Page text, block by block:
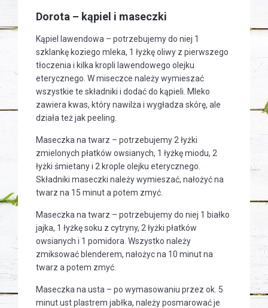
Dorota – kąpiel i maseczki
Kąpiel lawendowa – potrzebujemy do niej 1
szklankę koziego mleka, 1 łyżkę oliwy z pierwszego
tłoczenia i kilka kropli lawendowego olejku
eterycznego. W miseczce należy wymieszać
wszystkie te składniki i dodać do kąpieli. Mleko
zawiera kwas, który nawilża i wygładza skórę, ale
działa też jak peeling.
Maseczka na twarz – potrzebujemy 2 łyżki
zmielonych płatków owsianych, 1 łyżkę miodu, 2
łyżki śmietany i 2 krople olejku eterycznego.
Składniki maseczki należy wymieszać, nałożyć na
twarz na 15 minut a potem zmyć.
Maseczka na twarz – potrzebujemy do niej 1 białko
jajka, 1 łyżkę soku z cytryny, 2 łyżki płatków
owsianych i 1 pomidora. Wszystko należy
zmiksować blenderem, nałożyc na 10 minut na
twarz a potem zmyć.
Maseczka na usta – po wymasowaniu przez ok. 5
minut ust plastrem jabłka, należy posmarować je